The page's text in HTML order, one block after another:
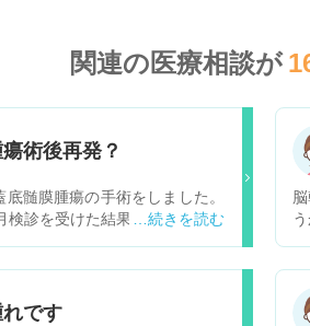
関連の医療相談が
術後再発？
髄膜腫瘍の手術をしました。
検診を受けた結果取り除けなか
事があるのでしょうか？
です